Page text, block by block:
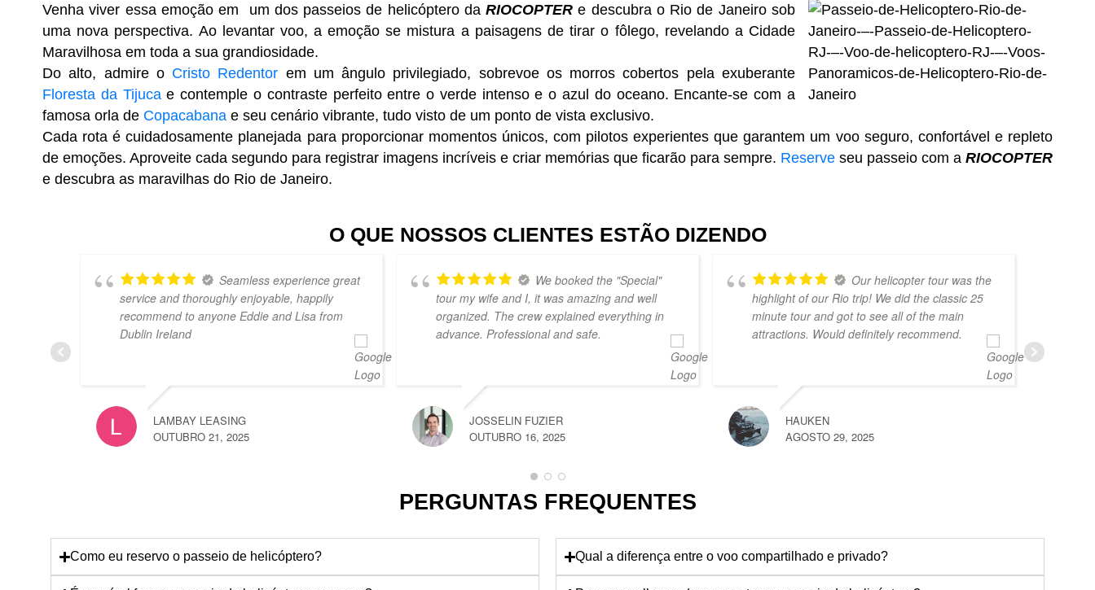
Venha viver essa emoção em um dos passeios de helicóptero daRIOCOPTER e descubra o Rio de Janeiro sob
uma nova perspectiva. Ao levantar voo, a emoção se mistura a paisagens de tirar o fôlego, revelando a Cidade
Maravilhosa em toda a sua grandiosidade.
Do alto, admire o Cristo Redentor em um ângulo privilegiado, sobrevoe os morros cobertos pela exuberante
Floresta da Tijucae contemple o contraste perfeito entre o verde intenso e o azul do oceano. Encante-se com a
famosa orla de Copacabana e seu cenário vibrante, tudo visto de um ponto de vista exclusivo.
Cada rota é cuidadosamente planejada para proporcionar momentos únicos, com pilotos experientes que garantem um voo seguro, confortável e repleto
de emoções. Aproveite cada segundo para registrar imagens incríveis e criar memórias que ficarão para sempre. Reserve seu passeio com a RIOCOPTER
e descubra as maravilhas do Rio de Janeiro.
O QUE NOSSOS CLIENTES ESTÃO DIZENDO
Seamless experience great
service and thoroughly enjoyable, happily
recommend to anyone Eddie and Lisa from
Dublin Ireland
LAMBAY LEASING
OUTUBRO 21, 2025
We booked the "Special"
tour my wife and I, it was amazing and well
organized. The crew explained everything in
advance. Professional and safe.
JOSSELIN FUZIER
OUTUBRO 16, 2025
Our helicopter tour was the
highlight of our Rio trip! We did the classic 25
minute tour and got to see all of the main
attractions. Would definitely recommend.
HAUKEN
AGOSTO 29, 2025
PERGUNTAS FREQUENTES
Como eu reservo o passeio de helicóptero? Qual a diferença entre o voo compartilhado e privado?